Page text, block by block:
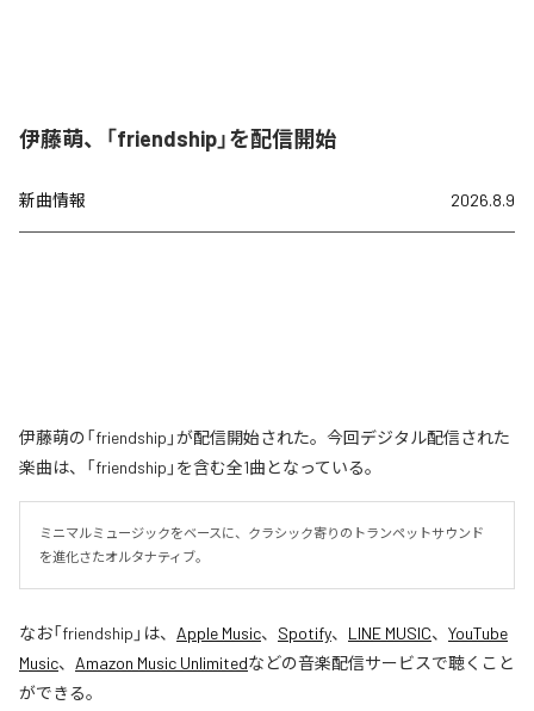
伊藤萌、「friendship」を配信開始
新曲情報 2026.8.9
伊藤萌の「friendship」が配信開始された。今回デジタル配信された
楽曲は、「friendship」を含む全1曲となっている。
ミニマルミュージックをベースに、クラシック寄りのトランペットサウンド
を進化さたオルタナティブ。
なお「friendship 」は、 Apple Music、 Spotify、 LINE MUSIC、 YouTube
Music、 Amazon Music Unlimitedなどの音楽配信サービスで聴くこと
ができる。